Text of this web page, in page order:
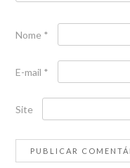
Nome *
E-mail *
Site